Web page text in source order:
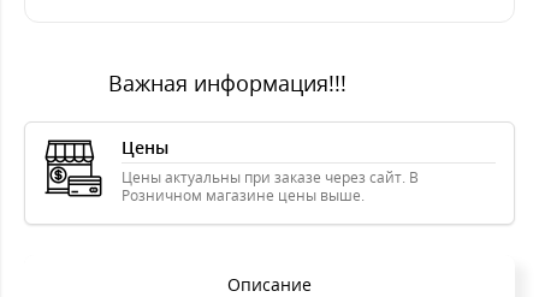
Важная информация!!!
Цены
Цены актуальны при заказе через сайт. В
Розничном магазине цены выше.
Описание